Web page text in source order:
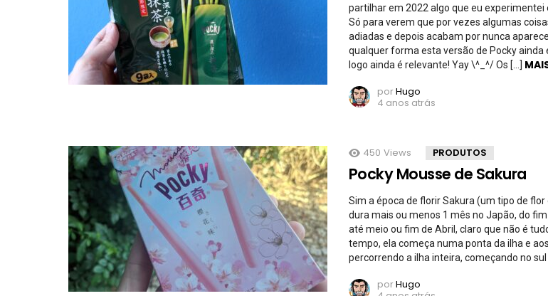
partilhar em 2022 algo que eu experimentei
Só para verem que por vezes algumas
adiadas e depois acabam por nunca
qualquer forma esta versão de Pocky ainda
logo ainda é relevante! Yay \^_^/ Os […]
porHugo
4 anos atrás
450 Views PRODUTOS
Pocky Mousse de Sakura
Sim a época de florir Sakura (um tipo de flor
dura mais ou menos 1 mês no Japão, do
até meio ou fim de Abril, claro que não é
tempo, ela começa numa ponta da ilha e
percorrendo a ilha inteira, começando no sul
porHugo